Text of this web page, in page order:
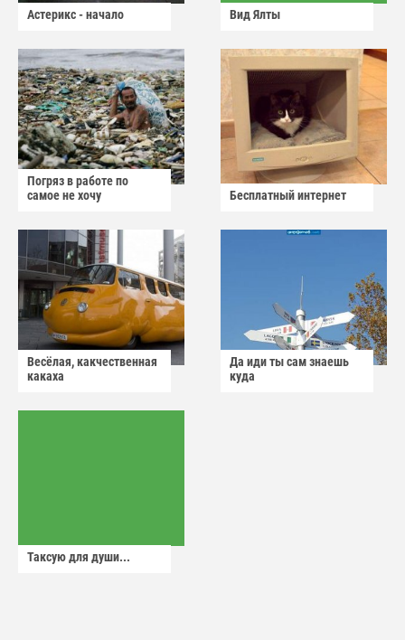
Астерикс - начало Вид Ялты
Погряз в работе по
самое не хочу
Бесплатный интернет
Весёлая, какчественная
какаха
Да иди ты сам знаешь
куда
Таксую для души...